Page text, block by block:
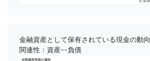
金融資産として保有されている現金の動向
関連性：資産--負債